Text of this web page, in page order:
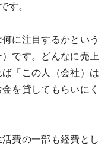
す。
に注目するかという
です。どんなに売上
「この人（会社）は
を貸してもらいにく
費の一部も経費とし